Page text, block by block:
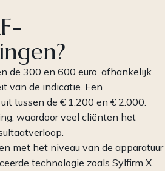
de 300 en 600 euro, afhankelijk
van de indicatie. Een
tussen de € 1.200 en € 2.000.
waardoor veel cliënten het
met het niveau van de apparatuur
technologie zoals Sylfirm X